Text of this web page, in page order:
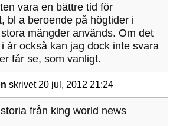
vara en bättre tid för
bl a beroende på högtider i
mängder används. Om det
år också kan jag dock inte svara
får se, som vanligt.
skrivet 20 jul, 2012 21:24
från king world news